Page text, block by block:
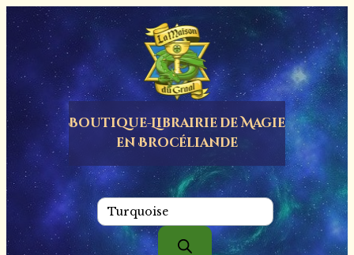
Panneau de gestion des cookies
Boutique-Librairie deMagie
en Brocéliande
Recherche
de
produits